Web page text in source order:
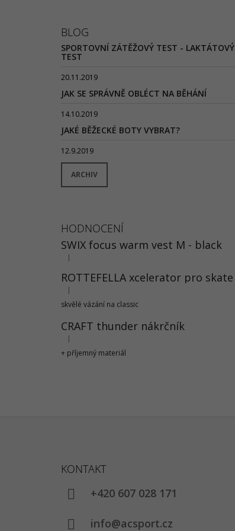
BLOG
SPORTOVNÍ ZÁTĚŽOVÝ TEST - LAKTÁTOVÝ
TEST
20.11.2019
JAK SE SPRÁVNĚ OBLÉCT NA BĚHÁNÍ
14.10.2019
JAKÉ BĚŽECKÉ BOTY VYBRAT?
12.9.2019
ARCHIV
HODNOCENÍ
SWIX focus warm vest M - black
Hodnocení produktu je 5 z 5 hvězdiček.
|
ROTTEFELLA xcelerator pro skate
Hodnocení produktu je 5 z 5 hvězdiček.
|
skvělé vázání na classic
CRAFT thunder nákrčník
Hodnocení produktu je 5 z 5 hvězdiček.
|
+ příjemný materiál
KONTAKT
+420 607 028 171
info@acsport.cz